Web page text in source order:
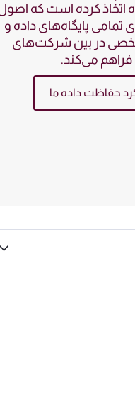
کرده است که اصول
پایگاه‌های داده و
در بین شرکت‌های
می‌کند.
داده ما